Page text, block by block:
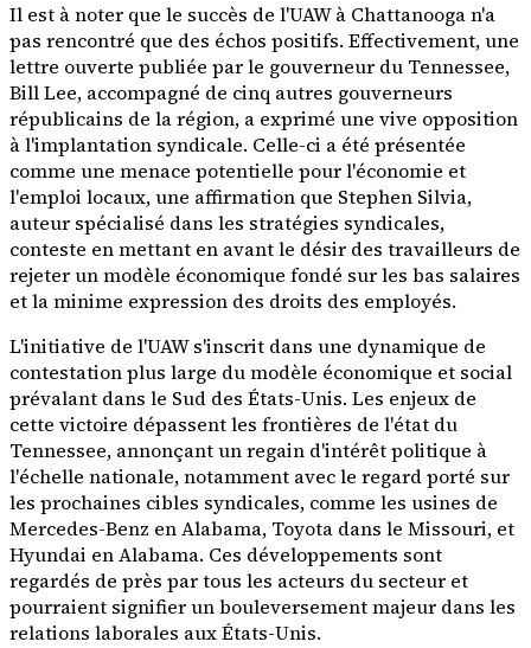
Il est à noter que le succès de l'UAW à Chattanooga n'a
pas rencontré que des échos positifs. Effectivement, une
lettre ouverte publiée par le gouverneur du Tennessee,
Bill Lee, accompagné de cinq autres gouverneurs
républicains de la région, a exprimé une vive opposition
à l'implantation syndicale. Celle-ci a été présentée
comme une menace potentielle pour l'économie et
l'emploi locaux, une affirmation que Stephen Silvia,
auteur spécialisé dans les stratégies syndicales,
conteste en mettant en avant le désir des travailleurs de
rejeter un modèle économique fondé sur les bas salaires
et la minime expression des droits des employés.
L'initiative de l'UAW s'inscrit dans une dynamique de
contestation plus large du modèle économique et social
prévalant dans le Sud des États-Unis. Les enjeux de
cette victoire dépassent les frontières de l'état du
Tennessee, annonçant un regain d'intérêt politique à
l'échelle nationale, notamment avec le regard porté sur
les prochaines cibles syndicales, comme les usines de
Mercedes-Benz en Alabama, Toyota dans le Missouri, et
Hyundai en Alabama. Ces développements sont
regardés de près par tous les acteurs du secteur et
pourraient signifier un bouleversement majeur dans les
relations laborales aux États-Unis.